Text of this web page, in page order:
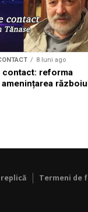
8 luni ago
contact: reforma
Termeni de